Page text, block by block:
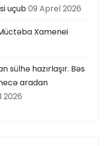
uçub09 Aprel 2026
Xamenei
sülhə hazırlaşır. Bəs
aradan
2026